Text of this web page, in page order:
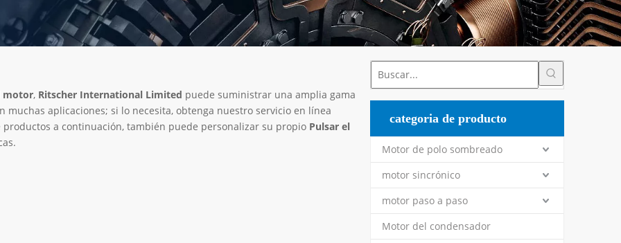
motor, Ritscher International Limited puede suministrar una amplia gama
muchas aplicaciones; si lo necesita, obtenga nuestro servicio en línea
productos a continuación, también puede personalizar su propio Pulsar el
categoria de producto
Motor de polo sombreado
motor sincrónico
motor paso a paso
Motor del condensador